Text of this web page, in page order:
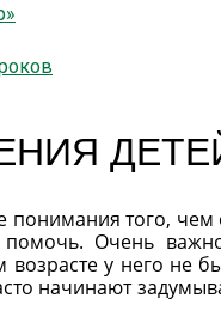
того, чем
Очень
возрасте у него не
начинают